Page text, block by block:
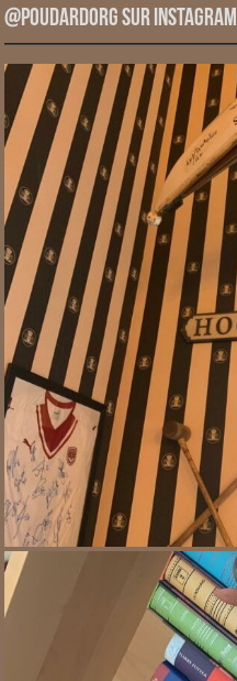
@PoudardOrg sur Instagram